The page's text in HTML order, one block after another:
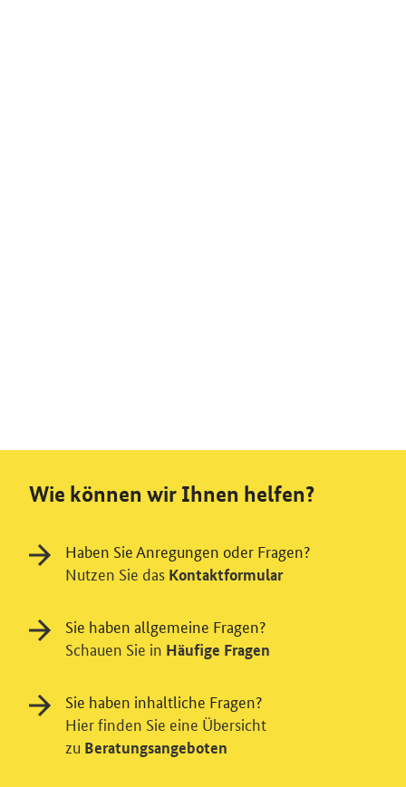
Wie können wir Ihnen helfen?
Haben Sie Anregungen oder Fragen?
Nutzen Sie das Kontaktformular
Sie haben allgemeine Fragen?
Schauen Sie in Häufige Fragen
Sie haben inhaltliche Fragen?
Hier finden Sie eine Übersicht
zu Beratungsangeboten